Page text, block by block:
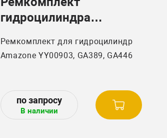
гидроцилиндра
Ремкомплект для гидроцилиндр
Amazone YY00903, GA389, GA446
В наличии